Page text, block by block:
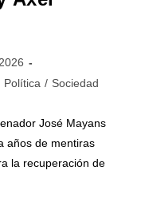
Política / Sociedad
José Mayans
años de mentiras
la recuperación de